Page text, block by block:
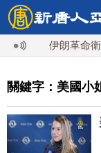
伊朗革命衛
關鍵字：美國小